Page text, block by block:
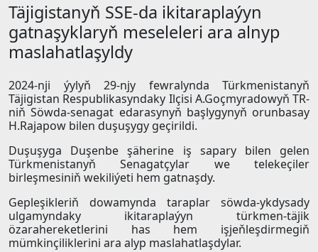
Täjigistanyň SSE-da ikitaraplaýyn
gatnaşyklaryň meseleleri ara alnyp
maslahatlaşyldy
2024-nji ýylyň 29-njy fewralynda Türkmenistanyň
Täjigistan Respublikasyndaky Ilçisi A.Goçmyradowyň TR-
niň Söwda-senagat edarasynyň başlygynyň orunbasay
H.Rajapow bilen duşuşygy geçirildi.
Duşuşyga Duşenbe şäherine iş sapary bilen gelen
Türkmenistanyň Senagatçylar we telekeçiler
birleşmesiniň wekiliýeti hem gatnaşdy.
Gepleşikleriň dowamynda taraplar söwda-ykdysady
ulgamyndaky ikitaraplaýyn türkmen-täjik
özarahereketlerini has hem işjeňleşdirmegiň
mümkinçiliklerini ara alyp maslahatlaşdylar.